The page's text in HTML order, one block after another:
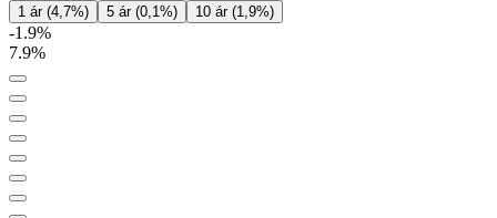
1 ár(4,7%) 5 ár(0,1 %) 10 ár(1,9%)
-1.9%
7.9%